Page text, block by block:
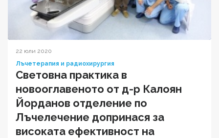
22 юли 2020
Лъчетерапия и радиохирургия
Световна практика в
новооглавеното от д-р Калоян
Йорданов отделение по
Лъчелечение допринася за
високата ефективност на